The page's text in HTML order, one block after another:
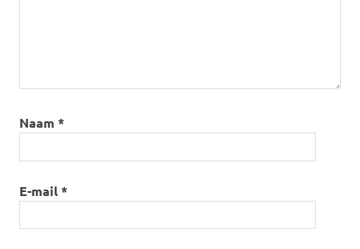
Naam *
E-mail*